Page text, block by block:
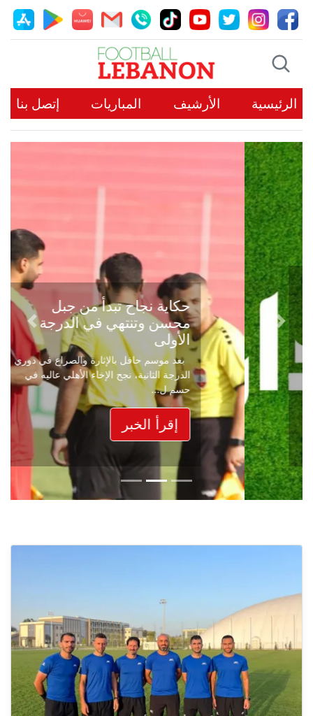
الرئيسية الأرشيف المباريات إتصل بنا
حكاية نجاح تبدأ من جبل
محسن وتنتهي في الدرجة
الأولى
بعد موسم حافل بالإثارة والصراع في دوري
الدرجة الثانية، نجح الإخاء الأهلي عاليه في
حسم ل...
إقرأ الخبر
Previous
Next